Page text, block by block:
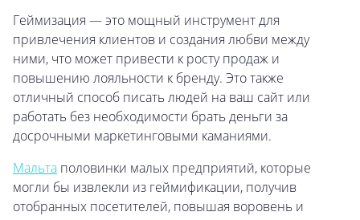
Геймизация — это мощный инструмент для
привлечения клиентов и создания любви между
ними, что может привести к росту продаж и
повышению лояльности к бренду. Это также
отличный способ писать людей на ваш сайт или
работать без необходимости брать деньги за
досрочными маркетинговыми каманиями.
Мальта половинки малых предприятий, которые
могли бы извлекли из геймификации, получив
отобранных посетителей, повышая воровень и